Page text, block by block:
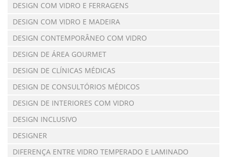
DESIGN COM VIDRO E FERRAGENS
DESIGN COM VIDRO E MADEIRA
DESIGN CONTEMPORÂNEO COM VIDRO
DESIGN DE ÁREA GOURMET
DESIGN DE CLÍNICAS MÉDICAS
DESIGN DE CONSULTÓRIOS MÉDICOS
DESIGN DE INTERIORES COM VIDRO
DESIGN INCLUSIVO
DESIGNER
DIFERENÇA ENTRE VIDRO TEMPERADO E LAMINADO